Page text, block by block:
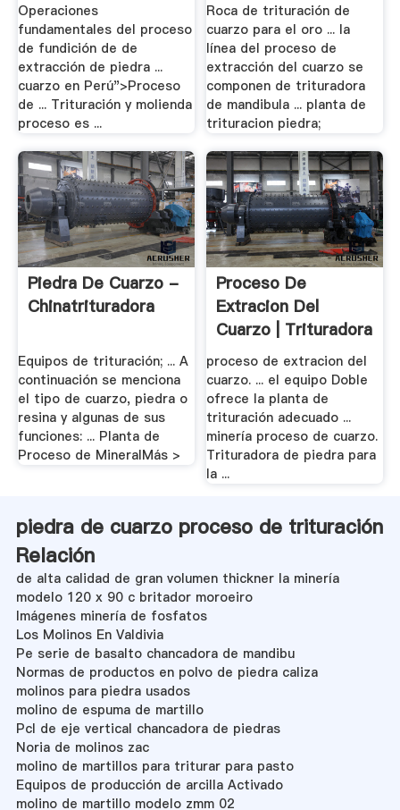
Operaciones
fundamentales del proceso
de fundición de de
extracción de piedra ...
cuarzo en Perú">Proceso
de ... Trituración y molienda
proceso es ...
Roca de trituración de
cuarzo para el oro ... la
línea del proceso de
extracción del cuarzo se
componen de trituradora
de mandibula ... planta de
trituracion piedra;
Piedra De Cuarzo -
Chinatrituradora
Equipos de trituración; ... A
continuación se menciona
el tipo de cuarzo, piedra o
resina y algunas de sus
funciones: ... Planta de
Proceso de MineralMás >
Proceso De
Extracion Del
Cuarzo | Trituradora
De .
proceso de extracion del
cuarzo. ... el equipo Doble
ofrece la planta de
trituración adecuado ...
minería proceso de cuarzo.
Trituradora de piedra para
la ...
piedra de cuarzo proceso de trituración
Relación
de alta calidad de gran volumen thickner la minería
modelo 120 x 90 c britador moroeiro
Imágenes minería de fosfatos
Los Molinos En Valdivia
Pe serie de basalto chancadora de mandibu
Normas de productos en polvo de piedra caliza
molinos para piedra usados
molino de espuma de martillo
Pcl de eje vertical chancadora de piedras
Noria de molinos zac
molino de martillos para triturar para pasto
Equipos de producción de arcilla Activado
molino de martillo modelo zmm 02